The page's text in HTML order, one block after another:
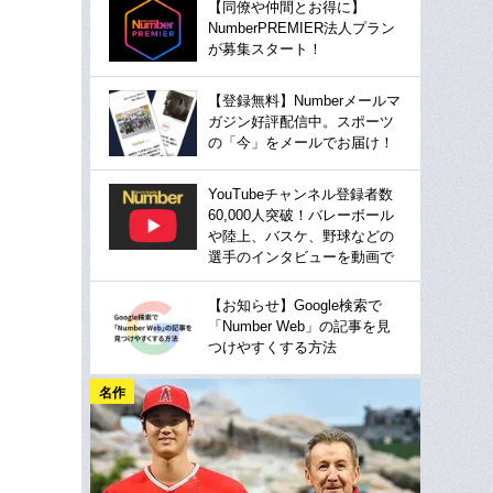
【同僚や仲間とお得に】
NumberPREMIER法人プラン
が募集スタート！
【登録無料】Numberメールマ
ガジン好評配信中。スポーツ
の「今」をメールでお届け！
YouTubeチャンネル登録者数
60,000人突破！バレーボール
や陸上、バスケ、野球などの
選手のインタビューを動画で
【お知らせ】Google検索で
「Number Web」の記事を見
つけやすくする方法
名作